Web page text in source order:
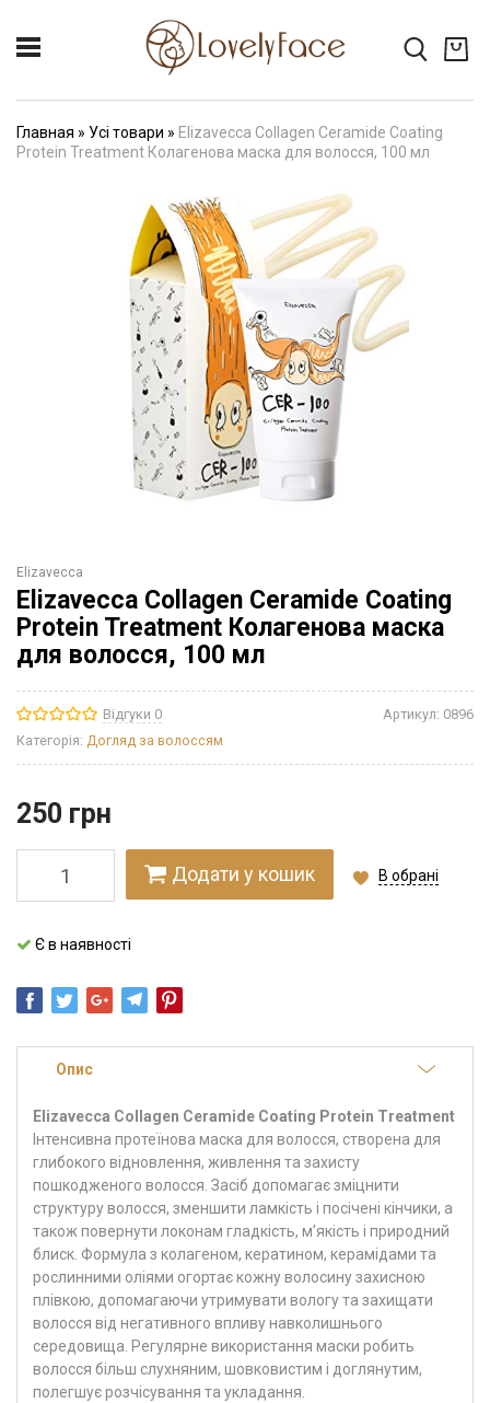
Главная » Усі товари » Elizavecca Collagen Ceramide Coating
Protein Treatment Колагенова маска для волосся, 100 мл
Elizavecca
Elizavecca Collagen Ceramide Coating
Protein Treatment Колагенова маска
для волосся, 100 мл
Відгуки 0 Артикул: 0896
Категорія: Догляд за волоссям
250 грн
Додати у кошик В обрані
Є в наявності
Опис
Elizavecca Collagen Ceramide Coating Protein Treatment
Інтенсивна протеїнова маска для волосся, створена для
глибокого відновлення, живлення та захисту
пошкодженого волосся. Засіб допомагає зміцнити
структуру волосся, зменшити ламкість і посічені кінчики, а
також повернути локонам гладкість, м’якість і природний
блиск. Формула з колагеном, кератином, керамідами та
рослинними оліями огортає кожну волосину захисною
плівкою, допомагаючи утримувати вологу та захищати
волосся від негативного впливу навколишнього
середовища. Регулярне використання маски робить
волосся більш слухняним, шовковистим і доглянутим,
полегшує розчісування та укладання.